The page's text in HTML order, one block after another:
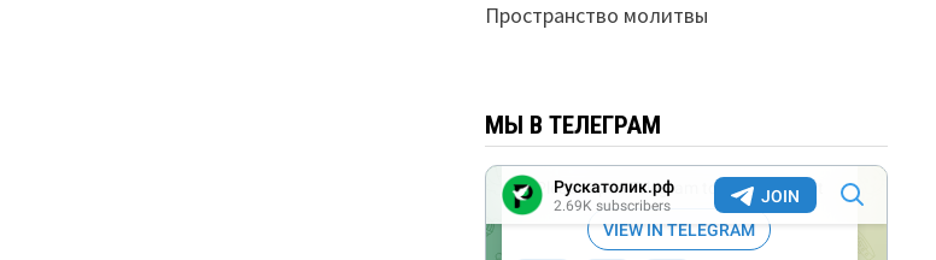
Пространство молитвы
МЫ В ТЕЛЕГРАМ